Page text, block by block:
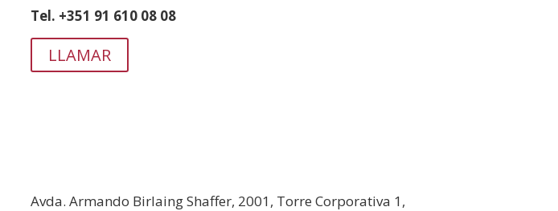
Tel. +351 91 610 08 08
LLAMAR
Avda. Armando Birlaing Shaffer, 2001, Torre Corporativa 1,